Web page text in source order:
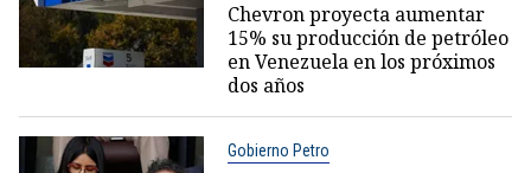
Chevron proyecta aumentar
15% su producción de petróleo
en Venezuela en los próximos
dos años
Gobierno Petro